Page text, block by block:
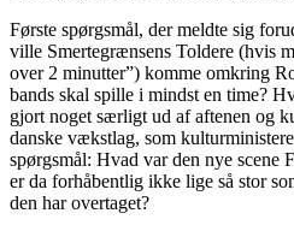
Første spørgsmål, der meldte sig
ville Smertegrænsens Toldere (hvis
over 2 minutter”) komme omkring
bands skal spille i mindst en time?
gjort noget særligt ud af aftenen og
danske vækstlag, som
spørgsmål: Hvad var den nye scene
er da forhåbentlig ikke lige så stor
den har overtaget?